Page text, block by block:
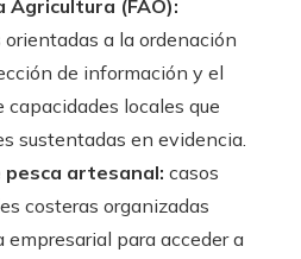
Agricultura (FAO):
a la ordenación
de información y el
locales que
sustentadas en evidencia.
artesanal: casos
costeras organizadas
para acceder a